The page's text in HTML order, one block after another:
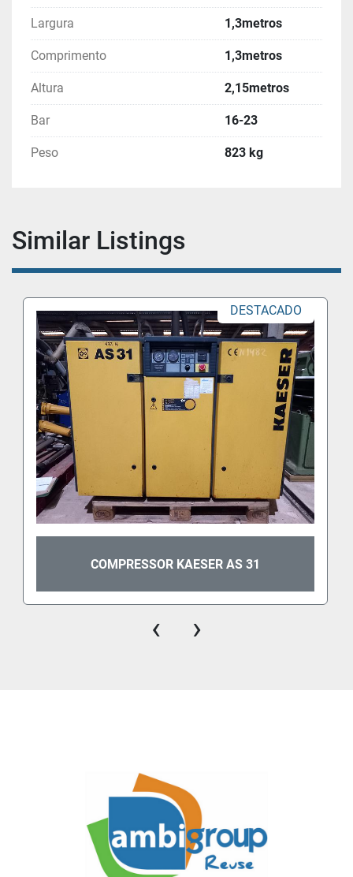
Largura 1,3metros
Comprimento 1,3metros
Altura 2,15metros
Bar 16-23
Peso 823 kg
Similar Listings
DESTACADO
COMPRESSOR KAESER AS 31
‹ ›